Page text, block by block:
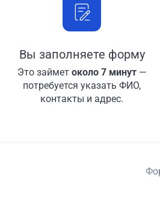
Вы заполняете форму
Это займет около 7 минут—
потребуется указать ФИО,
контакты и адрес.